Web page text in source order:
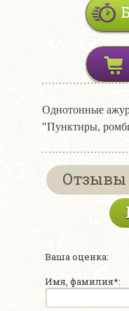
Однотонные
"Пунктиры,
Отзывы
Ваша оценка:
Имя, фамилия*: